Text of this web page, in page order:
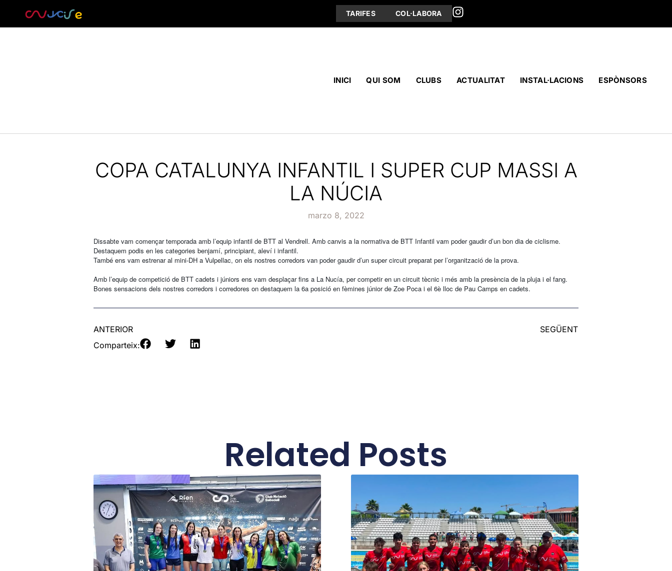
TARIFES COL·LABORA
INICI QUI SOM CLUBS ACTUALITAT INSTAL·LACIONS ESPÒNSORS
COPA CATALUNYA INFANTIL I SUPER CUP MASSI A
LA NÚCIA
marzo 8, 2022
Dissabte vam començar temporada amb l’equip infantil de BTT al Vendrell. Amb canvis a la normativa de BTT Infantil vam poder gaudir d’un bon dia de ciclisme.
Destaquem podis en les categories benjamí, principiant, aleví i infantil.
També ens vam estrenar al mini-DH a Vulpellac, on els nostres corredors van poder gaudir d’un super circuit preparat per l’organització de la prova.
Amb l’equip de competició de BTT cadets i júniors ens vam desplaçar fins a La Nucía, per competir en un circuit tècnic i més amb la presència de la pluja i el fang.
Bones sensacions dels nostres corredors i corredores on destaquem la 6a posició en fèmines júnior de Zoe Poca i el 6è lloc de Pau Camps en cadets.
ANTERIOR
SEGÜENT
Comparteix:
Related Posts